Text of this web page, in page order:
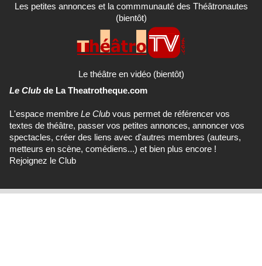
Les petites annonces et la commmunauté des Théâtronautes
(bientôt)
Le théâtre en vidéo (bientôt)
Le Club de La Theatrotheque.com
L'espace membre Le Club vous permet de référencer vos
textes de théâtre, passer vos petites annonces, annoncer vos
spectacles, créer des liens avec d'autres membres (auteurs,
metteurs en scène, comédiens...) et bien plus encore !
Rejoignez le Club